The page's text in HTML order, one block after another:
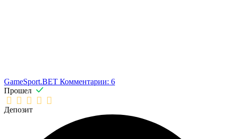
GameSport.BET Комментарии: 6
Прошел
Депозит